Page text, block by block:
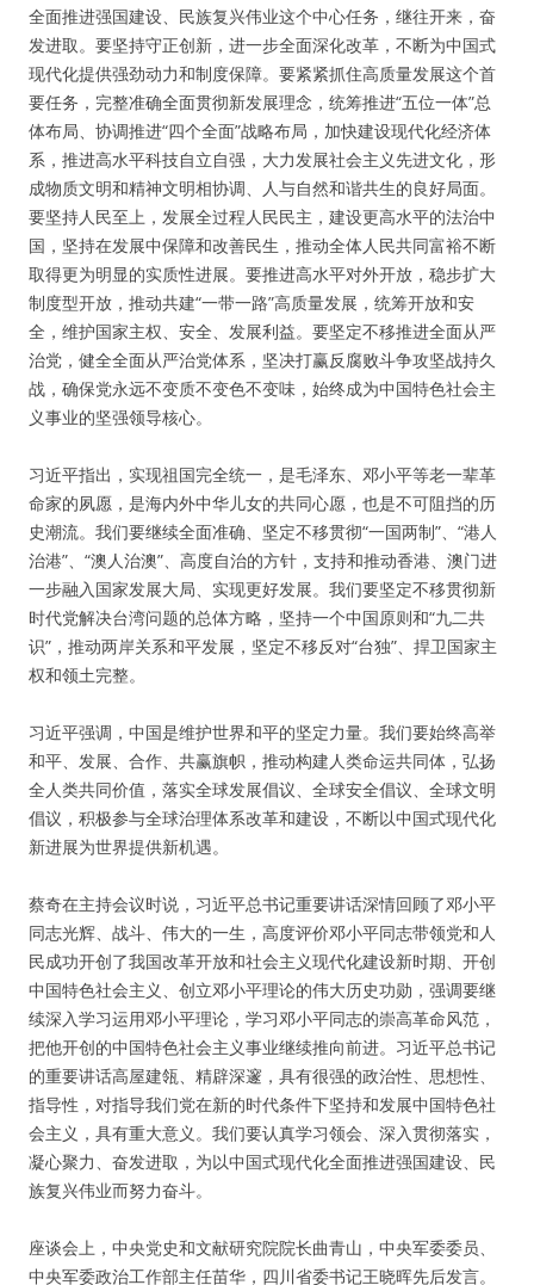
全面推进强国建设、民族复兴伟业这个中心任务，继往开来，奋
发进取。要坚持守正创新，进一步全面深化改革，不断为中国式
现代化提供强劲动力和制度保障。要紧紧抓住高质量发展这个首
要任务，完整准确全面贯彻新发展理念，统筹推进“五位一体”总
体布局、协调推进“四个全面”战略布局，加快建设现代化经济体
系，推进高水平科技自立自强，大力发展社会主义先进文化，形
成物质文明和精神文明相协调、人与自然和谐共生的良好局面。
要坚持人民至上，发展全过程人民民主，建设更高水平的法治中
国，坚持在发展中保障和改善民生，推动全体人民共同富裕不断
取得更为明显的实质性进展。要推进高水平对外开放，稳步扩大
制度型开放，推动共建“一带一路”高质量发展，统筹开放和安
全，维护国家主权、安全、发展利益。要坚定不移推进全面从严
治党，健全全面从严治党体系，坚决打赢反腐败斗争攻坚战持久
战，确保党永远不变质不变色不变味，始终成为中国特色社会主
义事业的坚强领导核心。
习近平指出，实现祖国完全统一，是毛泽东、邓小平等老一辈革
命家的夙愿，是海内外中华儿女的共同心愿，也是不可阻挡的历
史潮流。我们要继续全面准确、坚定不移贯彻“一国两制”、“港人
治港”、“澳人治澳”、高度自治的方针，支持和推动香港、澳门进
一步融入国家发展大局、实现更好发展。我们要坚定不移贯彻新
时代党解决台湾问题的总体方略，坚持一个中国原则和“九二共
识”，推动两岸关系和平发展，坚定不移反对“台独”、捍卫国家主
权和领土完整。
习近平强调，中国是维护世界和平的坚定力量。我们要始终高举
和平、发展、合作、共赢旗帜，推动构建人类命运共同体，弘扬
全人类共同价值，落实全球发展倡议、全球安全倡议、全球文明
倡议，积极参与全球治理体系改革和建设，不断以中国式现代化
新进展为世界提供新机遇。
蔡奇在主持会议时说，习近平总书记重要讲话深情回顾了邓小平
同志光辉、战斗、伟大的一生，高度评价邓小平同志带领党和人
民成功开创了我国改革开放和社会主义现代化建设新时期、开创
中国特色社会主义、创立邓小平理论的伟大历史功勋，强调要继
续深入学习运用邓小平理论，学习邓小平同志的崇高革命风范，
把他开创的中国特色社会主义事业继续推向前进。习近平总书记
的重要讲话高屋建瓴、精辟深邃，具有很强的政治性、思想性、
指导性，对指导我们党在新的时代条件下坚持和发展中国特色社
会主义，具有重大意义。我们要认真学习领会、深入贯彻落实，
凝心聚力、奋发进取，为以中国式现代化全面推进强国建设、民
族复兴伟业而努力奋斗。
座谈会上，中央党史和文献研究院院长曲青山，中央军委委员、
中央军委政治工作部主任苗华，四川省委书记王晓晖先后发言。